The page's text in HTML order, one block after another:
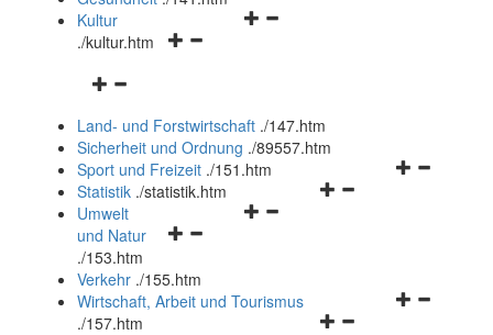
Navigationsmenü
Navigationsmenü
Kultur
./kultur.htm
Navigationsmenü
und
schließen
Land- und Forstwirtschaft ./147.htm
Sicherheit und Ordnung ./89557.htm
Navigationsmenü
Sport und Freizeit ./151.htm
Navigationsmenü
Statistik ./statistik.htm
Navigationsmenü
und
schließen
Umwelt
und Natur
./153.htm
Verkehr ./155.htm
Navigationsmenü
Wirtschaft, Arbeit und Tourismus
./157.htm